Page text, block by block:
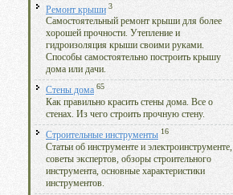
Ремонт крыши 3
Самостоятельный ремонт крыши для более
хорошей прочности. Утепление и
гидроизоляция крыши своими руками.
Способы самостоятельно построить крышу
дома или дачи.
Стены дома 65
Как правильно красить стены дома. Все о
стенах. Из чего строить прочную стену.
Строительные инструменты 16
Статьи об инструменте и электроинструменте,
советы экспертов, обзоры строительного
инструмента, основные характеристики
инструментов.